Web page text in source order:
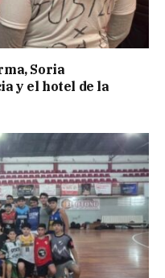
Soria
y el hotel de la